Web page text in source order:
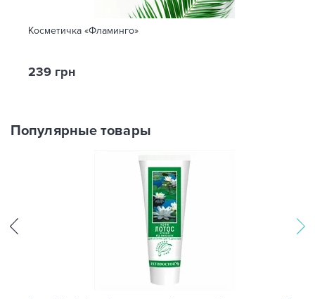
Косметичка «Фламинго»
239 грн
Популярные товары